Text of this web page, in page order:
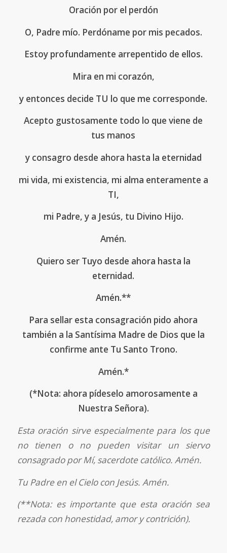
Oración por el perdón
O, Padre mío. Perdóname por mis pecados.
Estoy profundamente arrepentido de ellos.
Mira en mi corazón,
y entonces decide TU lo que me corresponde.
Acepto gustosamente todo lo que viene de
tus manos
y consagro desde ahora hasta la eternidad
mi vida, mi existencia, mi alma enteramente a
TI,
mi Padre, y a Jesús, tu Divino Hijo.
Amén.
Quiero ser Tuyo desde ahora hasta la
eternidad.
Amén.**
Para sellar esta consagración pido ahora
también a la Santísima Madre de Dios que la
confirme ante Tu Santo Trono.
Amén.*
(*Nota: ahora pídeselo amorosamente a
Nuestra Señora).
Esta oración sirve especialmente para los que
no tienen o no pueden visitar un siervo
consagrado por Mí, sacerdote católico. Amén.
Tu Padre en el Cielo con Jesús. Amén.
(**Nota: es importante que esta oración sea
rezada con honestidad, amor y contrición).